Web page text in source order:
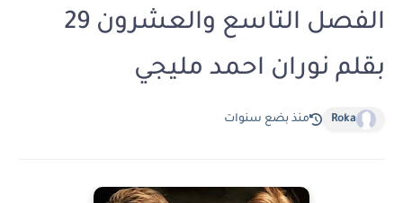
الفصل التاسع والعشرون 29
بقلم نوران احمد مليجي
Roka منذ بضع سنوات